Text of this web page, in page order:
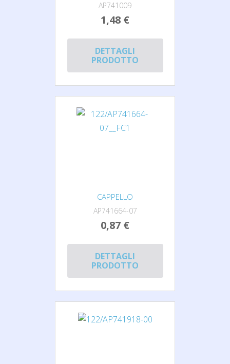
AP741009
1,48 €
DETTAGLI
PRODOTTO
CAPPELLO
AP741664-07
0,87 €
DETTAGLI
PRODOTTO